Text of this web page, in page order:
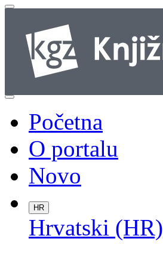
Početna
O portalu
Novo
HR
Hrvatski (HR)